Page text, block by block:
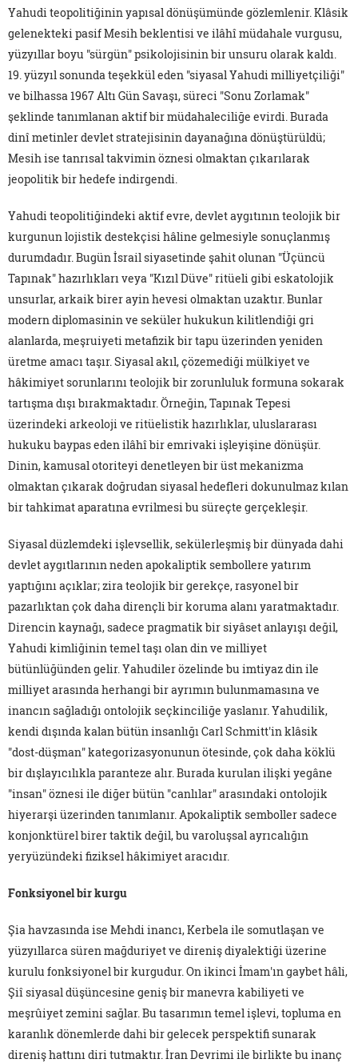
Yahudi teopolitiğinin yapısal dönüşümünde gözlemlenir. Klâsik
gelenekteki pasif Mesih beklentisi ve ilâhî müdahale vurgusu,
yüzyıllar boyu "sürgün" psikolojisinin bir unsuru olarak kaldı.
19. yüzyıl sonunda teşekkül eden "siyasal Yahudi milliyetçiliği"
ve bilhassa 1967 Altı Gün Savaşı, süreci "Sonu Zorlamak"
şeklinde tanımlanan aktif bir müdahaleciliğe evirdi. Burada
dinî metinler devlet stratejisinin dayanağına dönüştürüldü;
Mesih ise tanrısal takvimin öznesi olmaktan çıkarılarak
jeopolitik bir hedefe indirgendi.
Yahudi teopolitiğindeki aktif evre, devlet aygıtının teolojik bir
kurgunun lojistik destekçisi hâline gelmesiyle sonuçlanmış
durumdadır. Bugün İsrail siyasetinde şahit olunan "Üçüncü
Tapınak" hazırlıkları veya "Kızıl Düve" ritüeli gibi eskatolojik
unsurlar, arkaik birer ayin hevesi olmaktan uzaktır. Bunlar
modern diplomasinin ve seküler hukukun kilitlendiği gri
alanlarda, meşruiyeti metafizik bir tapu üzerinden yeniden
üretme amacı taşır. Siyasal akıl, çözemediği mülkiyet ve
hâkimiyet sorunlarını teolojik bir zorunluluk formuna sokarak
tartışma dışı bırakmaktadır. Örneğin, Tapınak Tepesi
üzerindeki arkeoloji ve ritüelistik hazırlıklar, uluslararası
hukuku baypas eden ilâhî bir emrivaki işleyişine dönüşür.
Dinin, kamusal otoriteyi denetleyen bir üst mekanizma
olmaktan çıkarak doğrudan siyasal hedefleri dokunulmaz kılan
bir tahkimat aparatına evrilmesi bu süreçte gerçekleşir.
Siyasal düzlemdeki işlevsellik, sekülerleşmiş bir dünyada dahi
devlet aygıtlarının neden apokaliptik sembollere yatırım
yaptığını açıklar; zira teolojik bir gerekçe, rasyonel bir
pazarlıktan çok daha dirençli bir koruma alanı yaratmaktadır.
Direncin kaynağı, sadece pragmatik bir siyâset anlayışı değil,
Yahudi kimliğinin temel taşı olan din ve milliyet
bütünlüğünden gelir. Yahudiler özelinde bu imtiyaz din ile
milliyet arasında herhangi bir ayrımın bulunmamasına ve
inancın sağladığı ontolojik seçkinciliğe yaslanır. Yahudilik,
kendi dışında kalan bütün insanlığı Carl Schmitt'in klâsik
"dost-düşman" kategorizasyonunun ötesinde, çok daha köklü
bir dışlayıcılıkla paranteze alır. Burada kurulan ilişki yegâne
"insan" öznesi ile diğer bütün "canlılar" arasındaki ontolojik
hiyerarşi üzerinden tanımlanır. Apokaliptik semboller sadece
konjonktürel birer taktik değil, bu varoluşsal ayrıcalığın
yeryüzündeki fiziksel hâkimiyet aracıdır.
Fonksiyonel bir kurgu
Şia havzasında ise Mehdi inancı, Kerbela ile somutlaşan ve
yüzyıllarca süren mağduriyet ve direniş diyalektiği üzerine
kurulu fonksiyonel bir kurgudur. On ikinci İmam'ın gaybet hâli,
Şiî siyasal düşüncesine geniş bir manevra kabiliyeti ve
meşrûiyet zemini sağlar. Bu tasarımın temel işlevi, topluma en
karanlık dönemlerde dahi bir gelecek perspektifi sunarak
direniş hattını diri tutmaktır. İran Devrimi ile birlikte bu inanç